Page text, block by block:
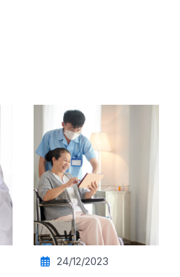
24/12/2023